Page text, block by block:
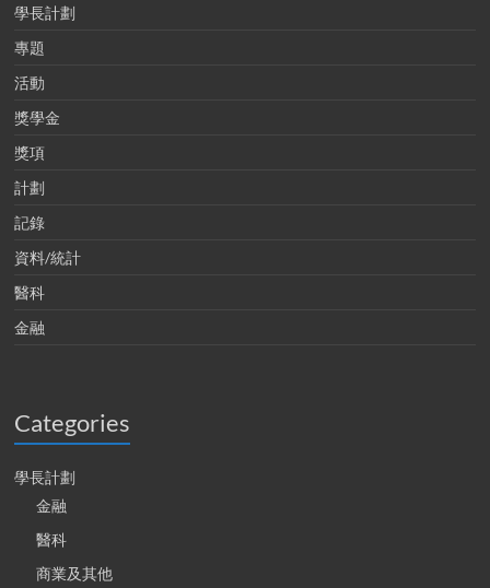
學長計劃
專題
活動
獎學金
獎項
計劃
記錄
資料/統計
醫科
金融
Categories
學長計劃
金融
醫科
商業及其他